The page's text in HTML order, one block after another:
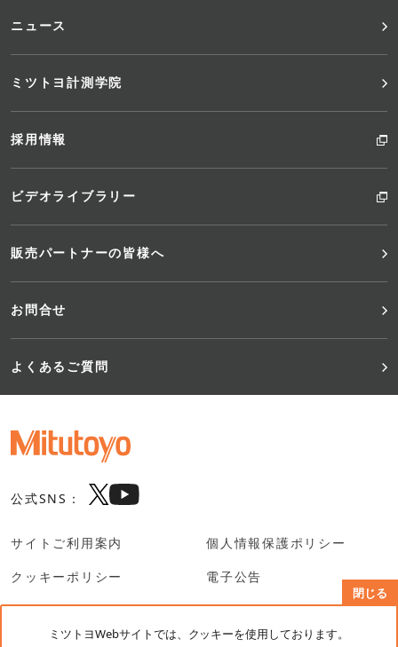
ニュース
ミツトヨ計測学院
採用情報
ビデオライブラリー
販売パートナーの皆様へ
お問合せ
よくあるご質問
公式SNS：
サイトご利用案内
個人情報保護ポリシー
クッキーポリシー
電子公告
SNS利用規約
ミツトヨWebサイトでは、クッキーを使用しております。
閉じる